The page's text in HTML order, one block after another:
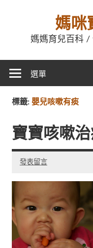
媽咪
媽媽育兒百科 /
選單
標籤: 嬰兒咳嗽有痰
寶寶咳嗽
發表留言